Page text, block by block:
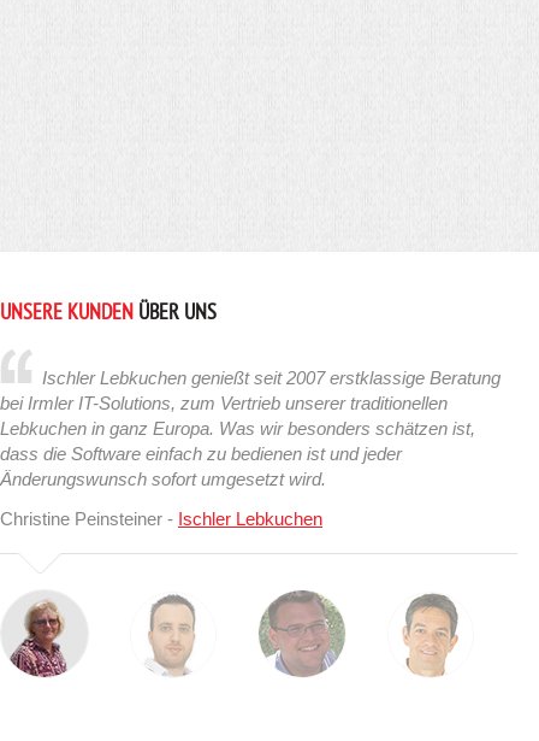
UNSERE KUNDEN ÜBER UNS
Ischler Lebkuchen genießt seit 2007 erstklassige Beratung
bei Irmler IT-Solutions, zum Vertrieb unserer traditionellen
Lebkuchen in ganz Europa. Was wir besonders schätzen ist,
dass die Software einfach zu bedienen ist und jeder
Änderungswunsch sofort umgesetzt wird.
Christine Peinsteiner - Ischler Lebkuchen